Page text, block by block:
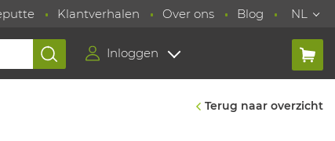
Klantverhalen Over ons Blog NL
Inloggen
Terug naar overzicht